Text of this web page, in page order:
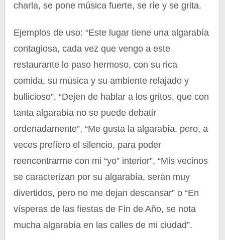
charla, se pone música fuerte, se ríe y se grita.
Ejemplos de uso: “Este lugar tiene una algarabía
contagiosa, cada vez que vengo a este
restaurante lo paso hermoso, con su rica
comida, su música y su ambiente relajado y
bullicioso”, “Dejen de hablar a los gritos, que con
tanta algarabía no se puede debatir
ordenadamente”, “Me gusta la algarabía, pero, a
veces prefiero el silencio, para poder
reencontrarme con mi “yo” interior”, “Mis vecinos
se caracterizan por su algarabía, serán muy
divertidos, pero no me dejan descansar” o “En
vísperas de las fiestas de Fin de Año, se nota
mucha algarabía en las calles de mi ciudad”.